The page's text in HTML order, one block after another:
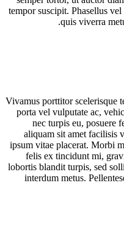
tempor suscipit. Phasellus
quis viverra
Vivamus porttitor scelerisque
porta vel vulputate ac,
nec turpis eu, posuere
aliquam sit amet facilisis
ipsum vitae placerat. Morbi
felis ex tincidunt mi,
lobortis blandit turpis, sed
interdum metus.